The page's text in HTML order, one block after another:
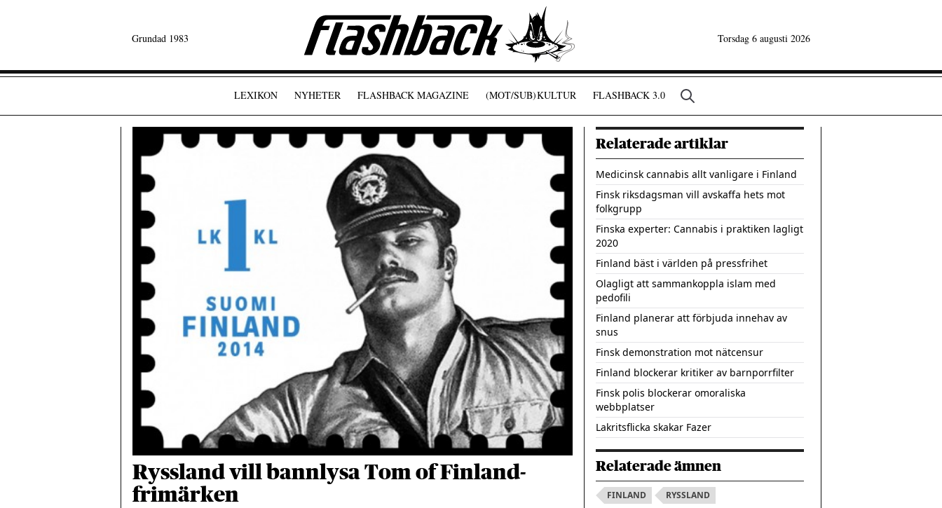
Grundad 1983 Torsdag 6 augusti 2026
LEXIKON NYHETER FLASHBACK MAGAZINE (MOT/SUB)KULTUR FLASHBACK 3.0
Ryssland vill bannlysa Tom of Finland-
frimärken
Relaterade artiklar
Medicinsk cannabis allt vanligare i Finland
Finsk riksdagsman vill avskaffa hets mot
folkgrupp
Finska experter: Cannabis i praktiken lagligt
2020
Finland bäst i världen på pressfrihet
Olagligt att sammankoppla islam med
pedofili
Finland planerar att förbjuda innehav av
snus
Finsk demonstration mot nätcensur
Finland blockerar kritiker av barnporrfilter
Finsk polis blockerar omoraliska
webbplatser
Lakritsflicka skakar Fazer
Relaterade ämnen
FINLAND
RYSSLAND